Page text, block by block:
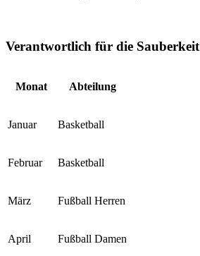
Verantwortlich für die Sauberkeit
Monat Abteilung
Januar Basketball
Februar Basketball
März Fußball Herren
April Fußball Damen